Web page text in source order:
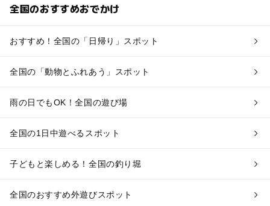
全国のおすすめおでかけ
おすすめ！全国の「日帰り」スポット
全国の「動物とふれあう」スポット
雨の日でもOK！全国の遊び場
全国の1日中遊べるスポット
子どもと楽しめる！全国の釣り堀
全国のおすすめ外遊びスポット